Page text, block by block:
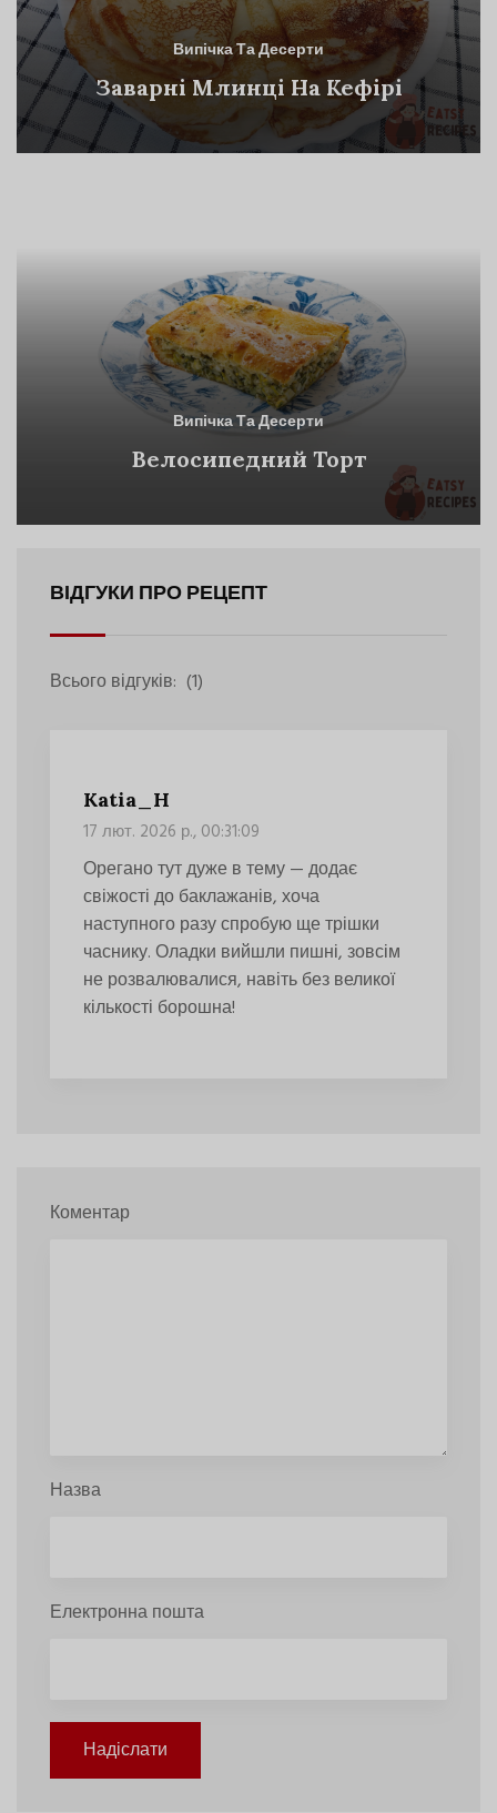
Випічка Та Десерти
Заварні Млинці На Кефірі
Випічка Та Десерти
Велосипедний Торт
ВІДГУКИ ПРО РЕЦЕПТ
Всього відгуків: (1)
Katia_H
17 лют. 2026 р., 00:31:09
Орегано тут дуже в тему — додає
свіжості до баклажанів, хоча
наступного разу спробую ще трішки
часнику. Оладки вийшли пишні, зовсім
не розвалювалися, навіть без великої
кількості борошна!
Коментар
Назва
Електронна пошта
Надіслати